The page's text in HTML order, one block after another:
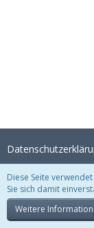
Stil:
Diese Seite
Sie sich damit
Weitere